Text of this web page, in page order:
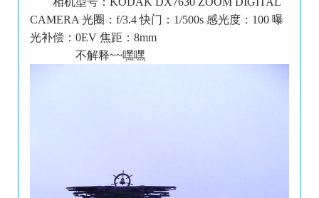
CAMERA 光圈：f/3.4 快门：1/500s 感光度：100 曝
光补偿：0EV 焦距：8mm
不解释~~嘿嘿